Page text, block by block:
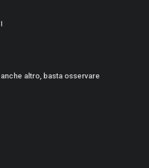
altro, basta osservare